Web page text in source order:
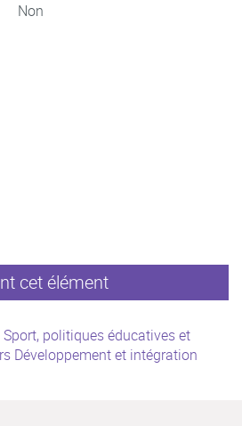
Non
cet élément
Sport, politiques éducatives et
Développement et intégration